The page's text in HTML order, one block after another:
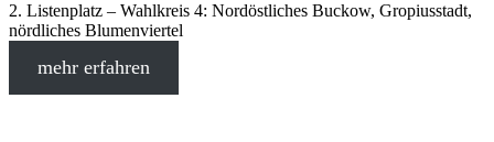
2. Listenplatz – Wahlkreis 4: Nordöstliches Buckow, Gropiusstadt,
nördliches Blumenviertel
mehr erfahren